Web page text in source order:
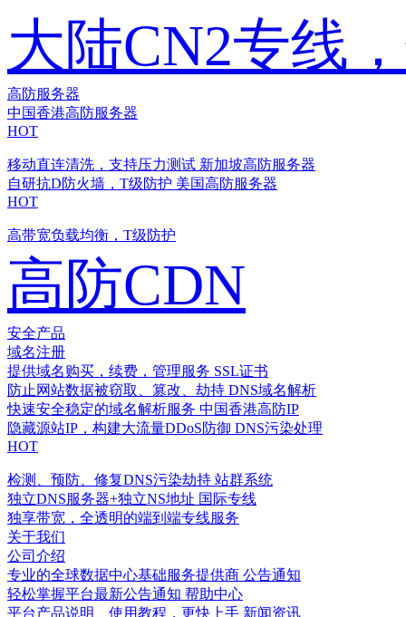
大陆CN2专线
高防服务器
中国香港高防服务器
HOT
移动直连清洗，支持压力测试 新加坡高防服务器
自研抗D防火墙，T级防护 美国高防服务器
HOT
高带宽负载均衡，T级防护
高防CDN
安全产品
域名注册
提供域名购买，续费，管理服务 SSL证书
防止网站数据被窃取、篡改、劫持 DNS域名解析
快速安全稳定的域名解析服务 中国香港高防IP
隐藏源站IP，构建大流量DDoS防御 DNS污染处理
HOT
检测、预防、修复DNS污染劫持 站群系统
独立DNS服务器+独立NS地址 国际专线
独享带宽，全透明的端到端专线服务
关于我们
公司介绍
专业的全球数据中心基础服务提供商 公告通知
轻松掌握平台最新公告通知 帮助中心
平台产品说明、使用教程，更快上手 新闻资讯